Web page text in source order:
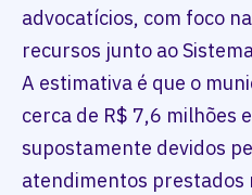
advocatícios, com foco
recursos junto ao
A estimativa é que o
cerca de R$ 7,6 milhões
supostamente devidos
atendimentos prestados